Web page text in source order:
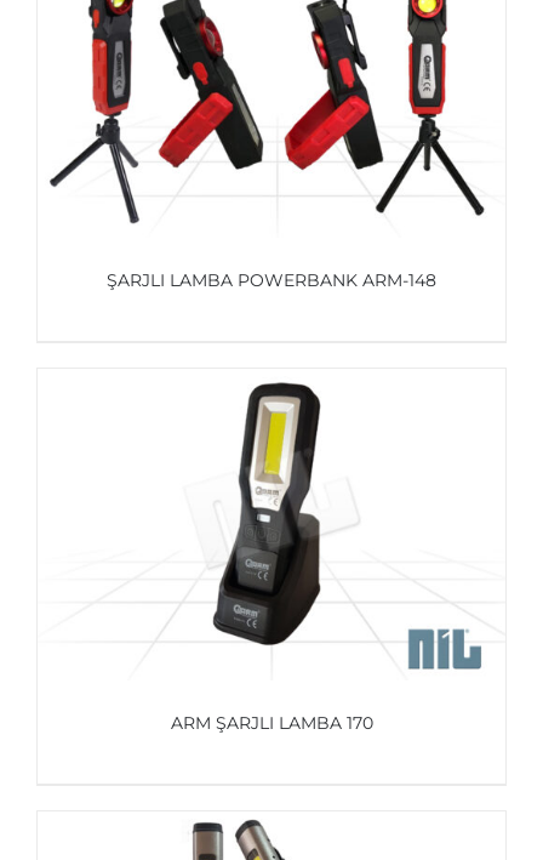
AYRINTILAR
ŞARJLI LAMBA POWERBANK ARM-148
AYRINTILAR
ARM ŞARJLI LAMBA 170